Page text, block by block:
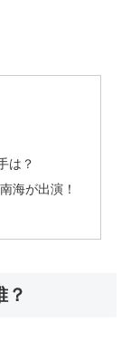
は？
海が出演！
？